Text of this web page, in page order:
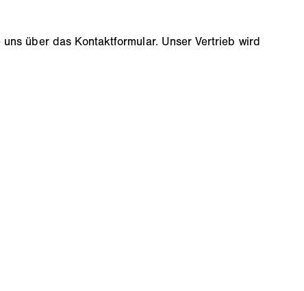
über das Kontaktformular. Unser Vertrieb wird